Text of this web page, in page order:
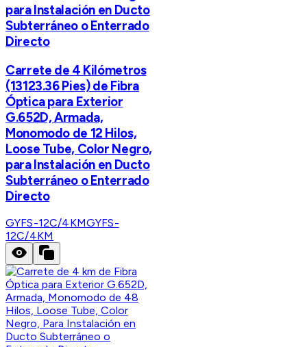
para Instalación en Ducto
Subterráneo o Enterrado
Directo
Carrete de 4 Kilómetros
(13123.36 Pies) de Fibra
Óptica para Exterior
G.652D, Armada,
Monomodo de 12 Hilos,
Loose Tube, Color Negro,
para Instalación en Ducto
Subterráneo o Enterrado
Directo
GYFS-12C/4KMGYFS-
12C/4KM